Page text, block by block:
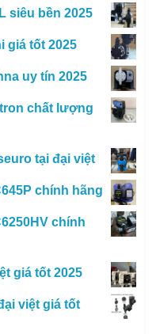
siêu bền 2025
giá tốt 2025
uy tín 2025
chất lượng
tại đại việt
chính hãng
chính
giá tốt 2025
việt giá tốt